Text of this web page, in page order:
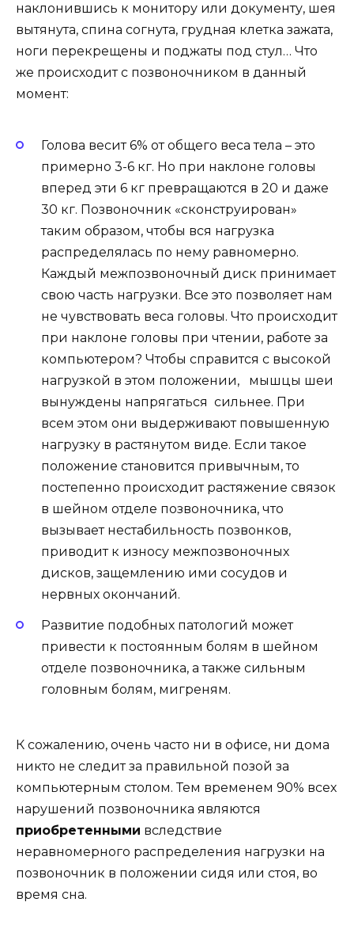
наклонившись к монитору или документу, шея
вытянута, спина согнута, грудная клетка зажата,
ноги перекрещены и поджаты под стул… Что
же происходит с позвоночником в данный
момент:
Голова весит 6% от общего веса тела – это
примерно 3-6 кг. Но при наклоне головы
вперед эти 6 кг превращаются в 20 и даже
30 кг. Позвоночник «сконструирован»
таким образом, чтобы вся нагрузка
распределялась по нему равномерно.
Каждый межпозвоночный диск принимает
свою часть нагрузки. Все это позволяет нам
не чувствовать веса головы. Что происходит
при наклоне головы при чтении, работе за
компьютером? Чтобы справится с высокой
нагрузкой в этом положении, мышцы шеи
вынуждены напрягаться сильнее. При
всем этом они выдерживают повышенную
нагрузку в растянутом виде. Если такое
положение становится привычным, то
постепенно происходит растяжение связок
в шейном отделе позвоночника, что
вызывает нестабильность позвонков,
приводит к износу межпозвоночных
дисков, защемлению ими сосудов и
нервных окончаний.
Развитие подобных патологий может
привести к постоянным болям в шейном
отделе позвоночника, а также сильным
головным болям, мигреням.
К сожалению, очень часто ни в офисе, ни дома
никто не следит за правильной позой за
компьютерным столом. Тем временем 90% всех
нарушений позвоночника являются
приобретенными вследствие
неравномерного распределения нагрузки на
позвоночник в положении сидя или стоя, во
время сна.